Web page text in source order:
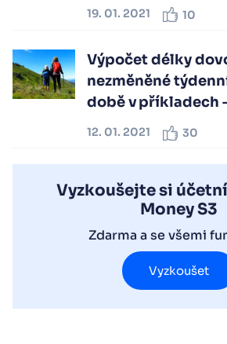
19. 01. 2021 10
Výpočet délky
nezměněné
době v příkladech
12. 01. 2021 30
Vyzkoušejte si
Money S3
Zdarma a se všemi
Vyzkoušet